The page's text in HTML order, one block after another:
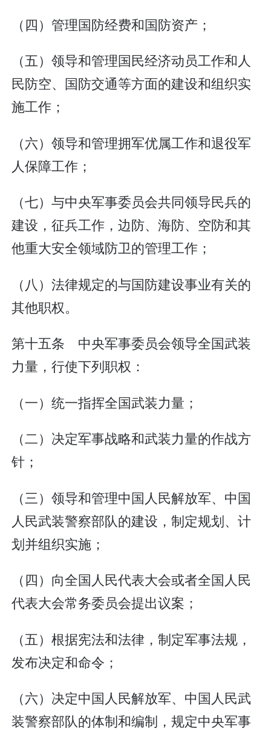
（四）管理国防经费和国防资产；
（五）领导和管理国民经济动员工作和人
民防空、国防交通等方面的建设和组织实
施工作；
（六）领导和管理拥军优属工作和退役军
人保障工作；
（七）与中央军事委员会共同领导民兵的
建设，征兵工作，边防、海防、空防和其
他重大安全领域防卫的管理工作；
（八）法律规定的与国防建设事业有关的
其他职权。
第十五条 中央军事委员会领导全国武装
力量，行使下列职权：
（一）统一指挥全国武装力量；
（二）决定军事战略和武装力量的作战方
针；
（三）领导和管理中国人民解放军、中国
人民武装警察部队的建设，制定规划、计
划并组织实施；
（四）向全国人民代表大会或者全国人民
代表大会常务委员会提出议案；
（五）根据宪法和法律，制定军事法规，
发布决定和命令；
（六）决定中国人民解放军、中国人民武
装警察部队的体制和编制，规定中央军事